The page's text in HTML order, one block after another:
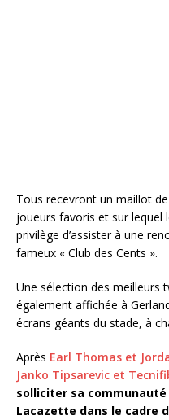
Tous recevront un maillot
joueurs favoris et sur lequel
privilège d’assister à une
fameux « Club des Cents ».
Une sélection des meilleurs
également affichée à
écrans géants du stade, à
Après Earl Thomas et
Janko Tipsarevic et
solliciter sa communauté
Lacazette dans le cadre